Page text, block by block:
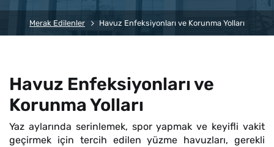
Merak Edilenler Havuz Enfeksiyonları ve Korunma Yolları
Havuz Enfeksiyonları ve
Korunma Yolları
Yaz aylarında serinlemek, spor yapmak ve keyifli vakit
geçirmek için tercih edilen yüzme havuzları, gerekli